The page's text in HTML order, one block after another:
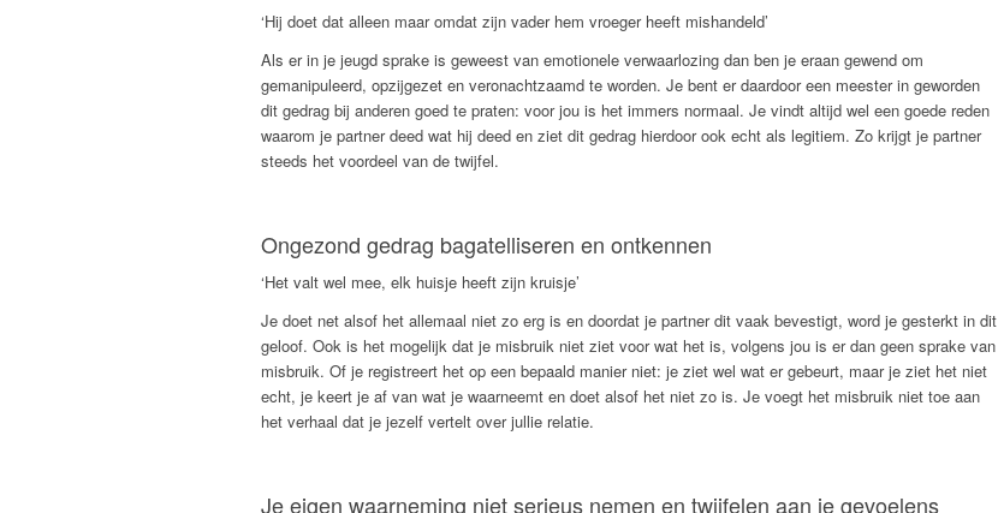
‘Hij doet dat alleen maar omdat zijn vader hem vroeger heeft mishandeld’
Als er in je jeugd sprake is geweest van emotionele verwaarlozing dan ben je eraan gewend om
gemanipuleerd, opzijgezet en veronachtzaamd te worden. Je bent er daardoor een meester in geworden
dit gedrag bij anderen goed te praten: voor jou is het immers normaal. Je vindt altijd wel een goede reden
waarom je partner deed wat hij deed en ziet dit gedrag hierdoor ook echt als legitiem. Zo krijgt je partner
steeds het voordeel van de twijfel.
Ongezond gedrag bagatelliseren en ontkennen
‘Het valt wel mee, elk huisje heeft zijn kruisje’
Je doet net alsof het allemaal niet zo erg is en doordat je partner dit vaak bevestigt, word je gesterkt in dit
geloof. Ook is het mogelijk dat je misbruik niet ziet voor wat het is, volgens jou is er dan geen sprake van
misbruik. Of je registreert het op een bepaald manier niet: je ziet wel wat er gebeurt, maar je ziet het niet
echt, je keert je af van wat je waarneemt en doet alsof het niet zo is. Je voegt het misbruik niet toe aan
het verhaal dat je jezelf vertelt over jullie relatie.
Je eigen waarneming niet serieus nemen en twijfelen aan je gevoelens